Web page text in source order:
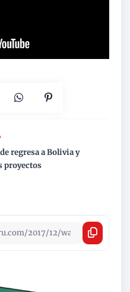
regresa a Bolivia y
proyectos